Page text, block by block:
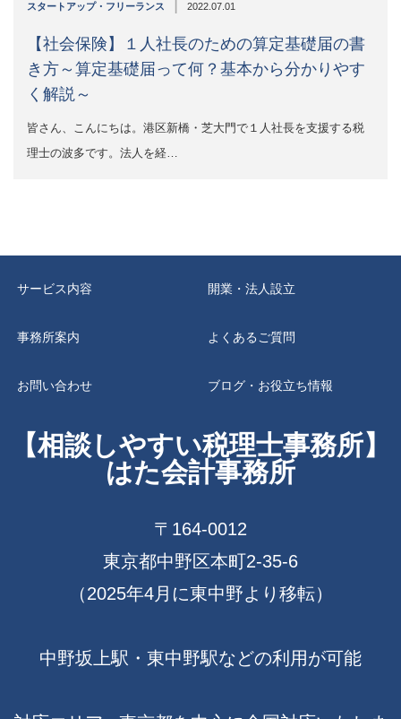
スタートアップ・フリーランス 2022.07.01
【社会保険】１人社長のための算定基礎届の書
き方～算定基礎届って何？基本から分かりやす
く解説～
皆さん、こんにちは。港区新橋・芝大門で１人社長を支援する税
理士の波多です。法人を経…
サービス内容 開業・法人設立
事務所案内 よくあるご質問
お問い合わせ ブログ・お役立ち情報
【相談しやすい税理士事務所】
はた会計事務所
〒164-0012
東京都中野区本町2-35-6
（2025年4月に東中野より移転）
中野坂上駅・東中野駅などの利用が可能